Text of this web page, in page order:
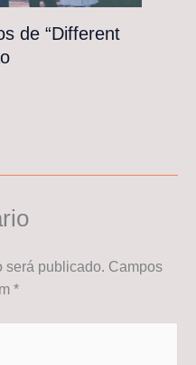
de “Different
será publicado. Campos
*